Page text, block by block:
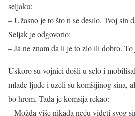
seljaku:
– Užasno je to što ti se desilo. Tvoj sin
Seljak je odgovorio:
– Ja ne znam da li je to zlo ili dobro.
Uskoro su vojnici došli u selo i
mlade ljude i uzeli su komšijinog sina,
bo hrom. Tada je komsija rekao:
– Možda više nikada neću videti svog